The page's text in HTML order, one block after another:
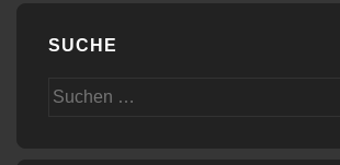
SUCHE
Suchen